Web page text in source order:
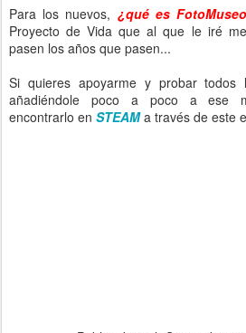
Para los nuevos, ¿qué es
Proyecto de Vida que al que le iré
pasen los años que pasen...
Si quieres apoyarme y probar todos
añadiéndole poco a poco a ese
encontrarlo en STEAM a través de este